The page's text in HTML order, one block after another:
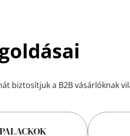
biztosítjuk a B2B vásárlóknak